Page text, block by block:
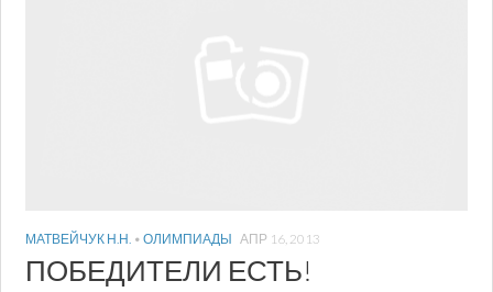
МАТВЕЙЧУК Н.Н. • ОЛИМПИАДЫ АПР 16, 2013
ПОБЕДИТЕЛИ ЕСТЬ!